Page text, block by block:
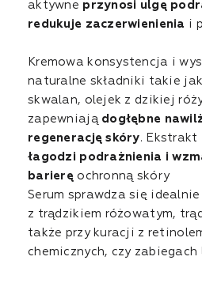
aktywne przynosi ulgę
redukuje zaczerwienienia i
Kremowa konsystencja i
naturalne składniki takie
skwalan, olejek z dzikiej
zapewniają dogłębne
regenerację skóry. Ekstrakt
łagodzi podrażnienia i
barierę ochronną skóry
Serum sprawdza się
z trądzikiem różowatym,
także przy kuracji z
chemicznych, czy zabiegach